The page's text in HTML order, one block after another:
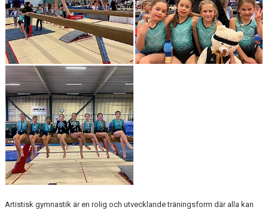
Artistisk gymnastik är en rolig och utvecklande träningsform där alla kan